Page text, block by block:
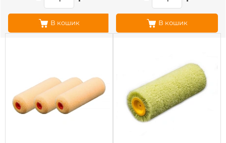
В кошик В кошик